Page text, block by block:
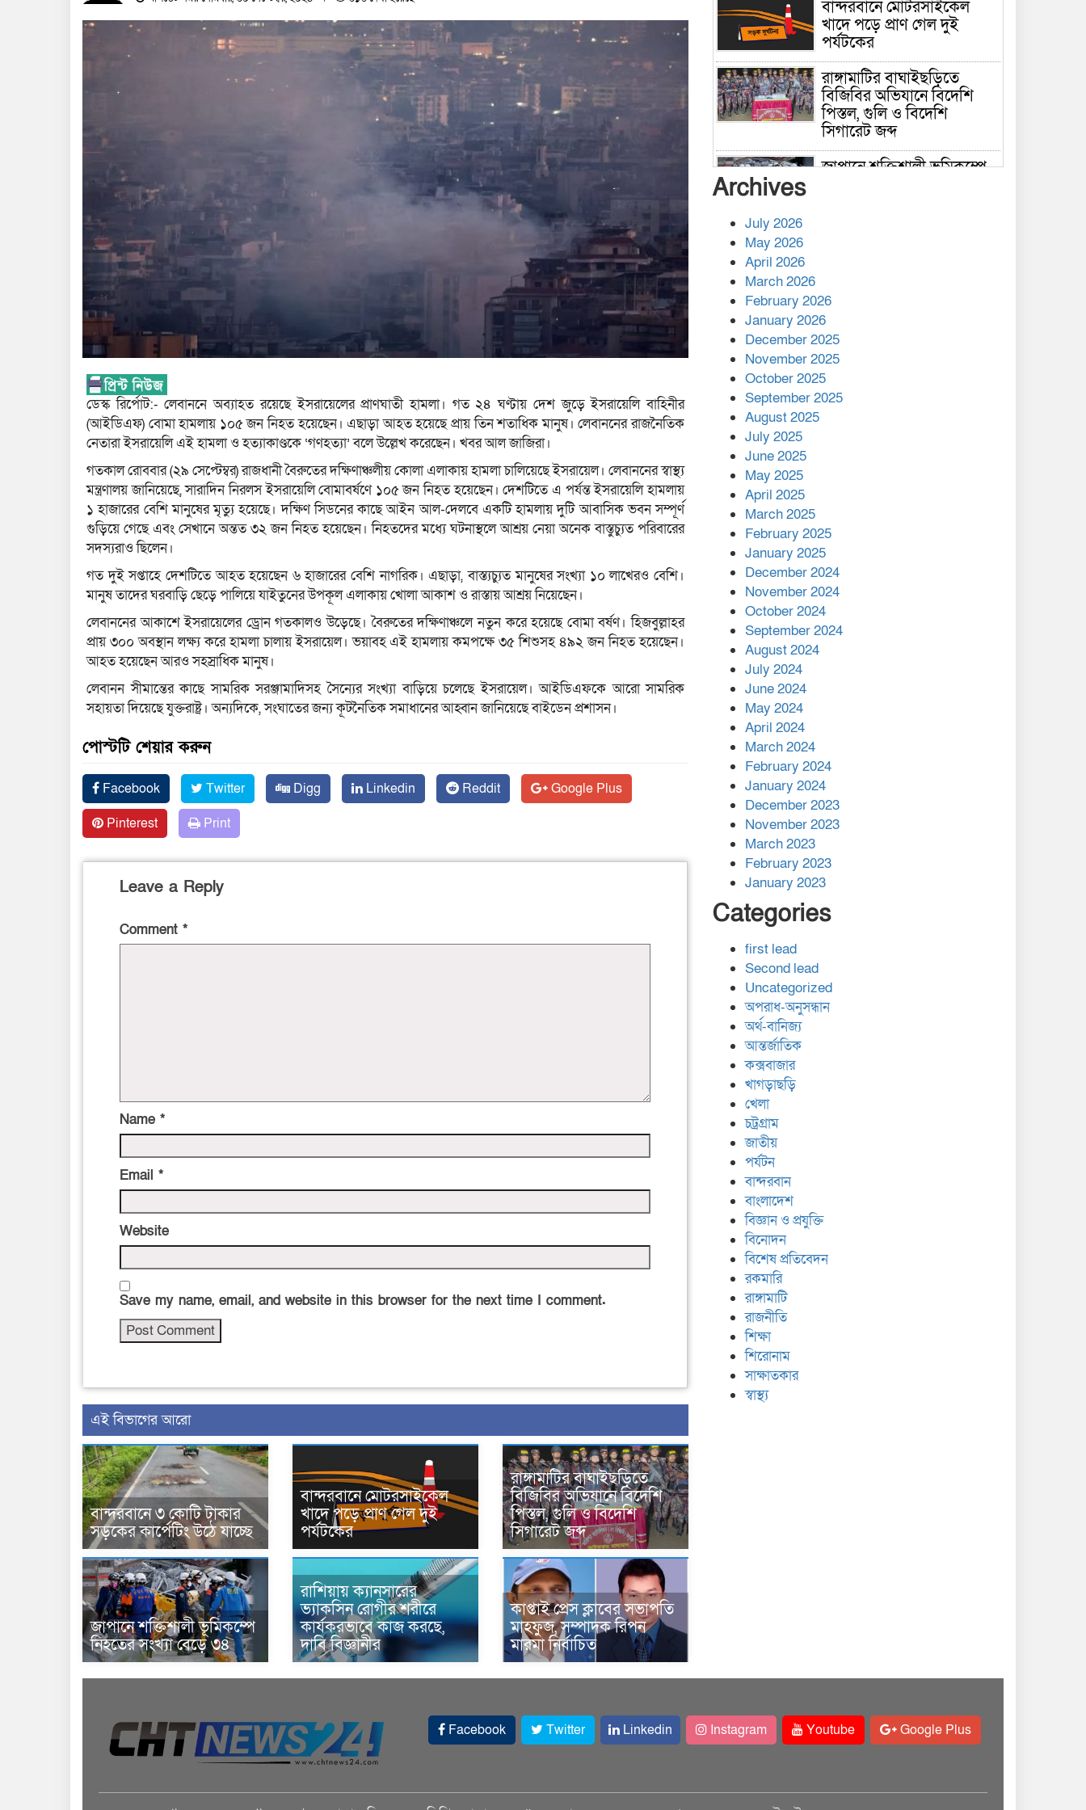
ডেস্ক রির্পোট:- লেবাননে অব্যাহত রয়েছে ইসরায়েলের প্রাণঘাতী হামলা। গত ২৪ ঘণ্টায় দেশ জুড়ে ইসরায়েলি বাহিনীর
(আইডিএফ) বোমা হামলায় ১০৫ জন নিহত হয়েছেন। এছাড়া আহত হয়েছে প্রায় তিন শতাধিক মানুষ। লেবাননের রাজনৈতিক
নেতারা ইসরায়েলি এই হামলা ও হত্যাকাণ্ডকে ‘গণহত্যা’ বলে উল্লেখ করেছেন। খবর আল জাজিরা।
গতকাল রোববার (২৯ সেপ্টেম্বর) রাজধানী বৈরুতের দক্ষিণাঞ্চলীয় কোলা এলাকায় হামলা চালিয়েছে ইসরায়েল। লেবাননের স্বাস্থ্য
মন্ত্রণালয় জানিয়েছে, সারাদিন নিরলস ইসরায়েলি বোমাবর্ষণে ১০৫ জন নিহত হয়েছেন। দেশটিতে এ পর্যন্ত ইসরায়েলি হামলায়
১ হাজারের বেশি মানুষের মৃত্যু হয়েছে। দক্ষিণ সিডনের কাছে আইন আল-দেলবে একটি হামলায় দুটি আবাসিক ভবন সম্পূর্ণ
গুড়িয়ে গেছে এবং সেখানে অন্তত ৩২ জন নিহত হয়েছেন। নিহতদের মধ্যে ঘটনাস্থলে আশ্রয় নেয়া অনেক বাস্তুচ্যুত পরিবারের
সদস্যরাও ছিলেন।
গত দুই সপ্তাহে দেশটিতে আহত হয়েছেন ৬ হাজারের বেশি নাগরিক। এছাড়া, বাস্ত্যচ্যুত মানুষের সংখ্যা ১০ লাখেরও বেশি।
মানুষ তাদের ঘরবাড়ি ছেড়ে পালিয়ে যাইতুনের উপকূল এলাকায় খোলা আকাশ ও রাস্তায় আশ্রয় নিয়েছেন।
লেবাননের আকাশে ইসরায়েলের ড্রোন গতকালও উড়েছে। বৈরুতের দক্ষিণাঞ্চলে নতুন করে হয়েছে বোমা বর্ষণ। হিজবুল্লাহর
প্রায় ৩০০ অবস্থান লক্ষ্য করে হামলা চালায় ইসরায়েল। ভয়াবহ এই হামলায় কমপক্ষে ৩৫ শিশুসহ ৪৯২ জন নিহত হয়েছেন।
আহত হয়েছেন আরও সহস্রাধিক মানুষ।
লেবানন সীমান্তের কাছে সামরিক সরঞ্জামাদিসহ সৈন্যের সংখ্যা বাড়িয়ে চলেছে ইসরায়েল। আইডিএফকে আরো সামরিক
সহায়তা দিয়েছে যুক্তরাষ্ট্র। অন্যদিকে, সংঘাতের জন্য কূটনৈতিক সমাধানের আহ্বান জানিয়েছে বাইডেন প্রশাসন।
পোস্টটি শেয়ার করুন
Facebook Twitter Digg Linkedin Reddit
Google Plus
Pinterest
Print
Leave a Reply
Comment *
Name *
Email *
Website
Save my name, email, and website in this browser for the next time I comment.
এই বিভাগের আরো
বান্দরবানে ৩ কোটি টাকার
সড়কের কার্পেটিং উঠে যাচ্ছে
বান্দরবানে মোটরসাইকেল
খাদে পড়ে প্রাণ গেল দুই
পর্যটকের
রাঙ্গামাটির বাঘাইছড়িতে
বিজিবির অভিযানে বিদেশি
পিস্তল, গুলি ও বিদেশি
সিগারেট জব্দ
জাপানে শক্তিশালী ভূমিকম্পে
নিহতের সংখ্যা বেড়ে ৩৪
রাশিয়ায় ক্যানসারের
ভ্যাকসিন রোগীর শরীরে
কার্যকরভাবে কাজ করছে,
দাবি বিজ্ঞানীর
কাপ্তাই প্রেস ক্লাবের সভাপতি
মাহফুজ, সম্পাদক রিপন
মারমা নির্বাচিত
বান্দরবানে মোটরসাইকেল
খাদে পড়ে প্রাণ গেল দুই
পর্যটকের
রাঙ্গামাটির বাঘাইছড়িতে
বিজিবির অভিযানে বিদেশি
পিস্তল, গুলি ও বিদেশি
সিগারেট জব্দ
জাপানে শক্তিশালী ভূমিকম্পে
কাপ্তাই প্রেস ক্লাবের সভাপতি
মাহফুজ, সম্পাদক রিপন মারমা
নির্বাচিত
মালয়েশিয়ার প্রধানমন্ত্রীকে চিঠি
দেয়ার পর ফোন তারেক
রহমানের,গ্যাস সঙ্কট
মোকাবিলায় সহায়তার আশ্বাস
এক বিলিয়ন ডলার বিনিয়োগ
হবে আনোয়ারায়
বান্দরবানে বন্যায় ক্ষতিগ্রস্তদের
মাঝে সহায়তা দিলেন সাচিং প্রু
জেরী
Archives
July 2026
May 2026
April 2026
March 2026
February 2026
January 2026
December 2025
November 2025
October 2025
September 2025
August 2025
July 2025
June 2025
May 2025
April 2025
March 2025
February 2025
January 2025
December 2024
November 2024
October 2024
September 2024
August 2024
July 2024
June 2024
May 2024
April 2024
March 2024
February 2024
January 2024
December 2023
November 2023
March 2023
February 2023
January 2023
Categories
first lead
Second lead
Uncategorized
অপরাধ-অনুসন্ধান
অর্থ-বানিজ্য
আন্তর্জাতিক
কক্সবাজার
খাগড়াছড়ি
খেলা
চট্রগ্রাম
জাতীয়
পর্যটন
বান্দরবান
বাংলাদেশ
বিজ্ঞান ও প্রযুক্তি
বিনোদন
বিশেষ প্রতিবেদন
রকমারি
রাঙ্গামাটি
রাজনীতি
শিক্ষা
শিরোনাম
সাক্ষাতকার
স্বাস্থ্য
Facebook Twitter Linkedin Instagram Youtube Google Plus